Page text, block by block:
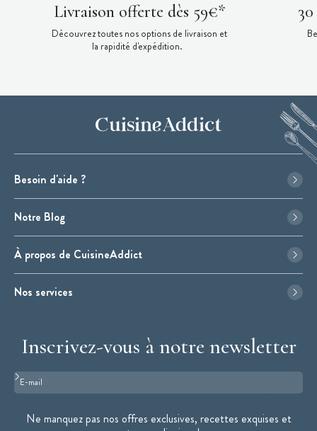
Livraison offerte dès 59€*
Découvrez toutes nos options de livraison et
la rapidité d'expédition.
Besoin d'aide ?
Notre Blog
À propos de CuisineAddict
Nos services
Inscrivez-vous à notre newsletter
Format : adresse@email.com
Ne manquez pas nos offres exclusives, recettes exquises et